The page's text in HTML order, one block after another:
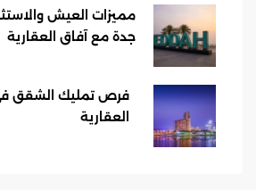
مميزات العيش
جدة مع آفاق العقارية
فرص تمليك الشقق
العقارية